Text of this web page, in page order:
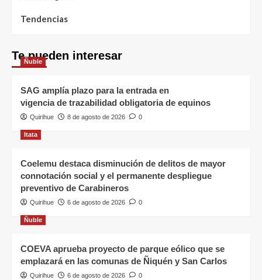
Tendencias
Te pueden interesar
Ñuble
SAG amplía plazo para la entrada en
vigencia de trazabilidad obligatoria de equinos
Quirihue 8 de agosto de 2026 0
Itata
Coelemu destaca disminución de delitos de mayor
connotación social y el permanente despliegue
preventivo de Carabineros
Quirihue 6 de agosto de 2026 0
Ñuble
COEVA aprueba proyecto de parque eólico que se
emplazará en las comunas de Ñiquén y San Carlos
Quirihue 6 de agosto de 2026 0